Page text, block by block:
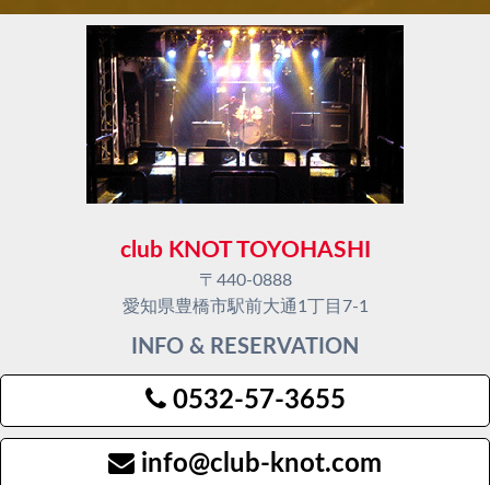
club KNOT TOYOHASHI
〒440-0888
愛知県豊橋市駅前大通1丁目7-1
INFO & RESERVATION
0532-57-3655
info@club-knot.com